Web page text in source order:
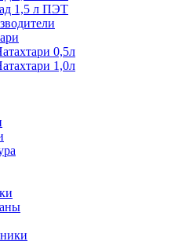
1,5 л ПЭТ
0,5л
1,0л